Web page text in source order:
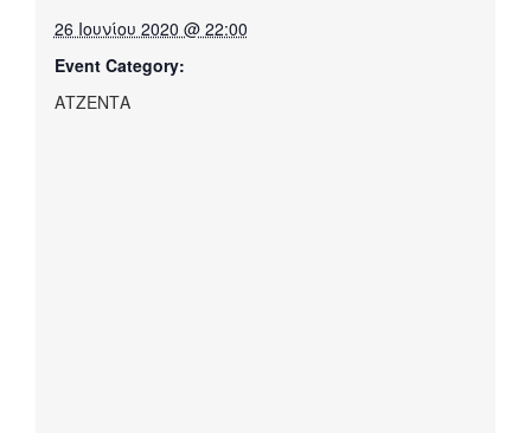
26 Ιουνίου 2020 @ 22:00
Event Category:
ΑΤΖΕΝΤΑ